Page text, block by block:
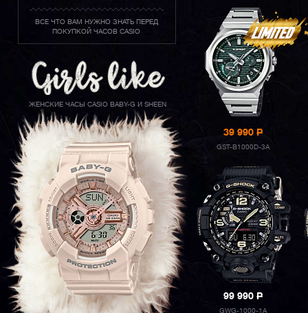
ВСЕ ЧТО ВАМ НУЖНО ЗНАТЬ ПЕРЕД
ПОКУПКОЙ ЧАСОВ CASIO
ЖЕНСКИЕ ЧАСЫ CASIO BABY-G И SHEEN
39 990P
GST-B1000D-3A
99 990P
GWG-1000-1A